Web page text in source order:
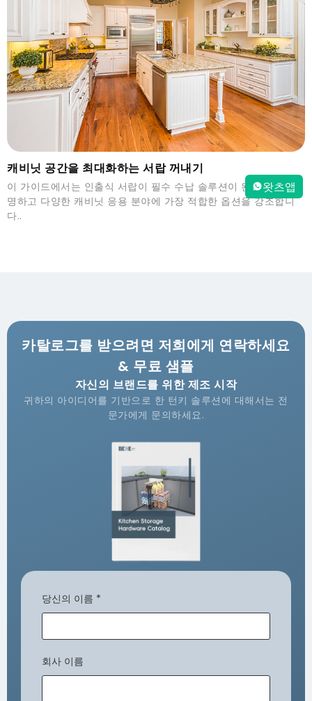
캐비닛 공간을 최대화하는 서랍 꺼내기
이 가이드에서는 인출식 서랍이 필수 수납 솔루션이 된 이유를 설
명하고 다양한 캐비닛 응용 분야에 가장 적합한 옵션을 강조합니
다..
카탈로그를 받으려면 저희에게 연락하세요
& 무료 샘플
자신의 브랜드를 위한 제조 시작
귀하의 아이디어를 기반으로 한 턴키 솔루션에 대해서는 전
문가에게 문의하세요.
당신의 이름 *
회사 이름
왓츠앱